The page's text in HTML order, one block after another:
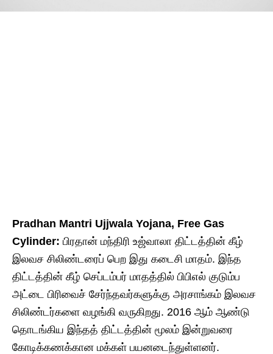
Pradhan Mantri Ujjwala Yojana, Free Gas
Cylinder: பிரதான் மந்திரி உஜ்வாலா திட்டத்தின் கீழ்
இலவச சிலிண்டரைப் பெற இது கடைசி மாதம். இந்த
திட்டத்தின் கீழ் செப்டம்பர் மாதத்தில் பிபிஎல் குடும்ப
அட்டை பிரிவைச் சேர்ந்தவர்களுக்கு அரசாங்கம் இலவச
சிலிண்டர்களை வழங்கி வருகிறது. 2016 ஆம் ஆண்டு
தொடங்கிய இந்தத் திட்டத்தின் மூலம் இன்றுவரை
கோடிக்கணக்கான மக்கள் பயனடைந்துள்ளனர்.